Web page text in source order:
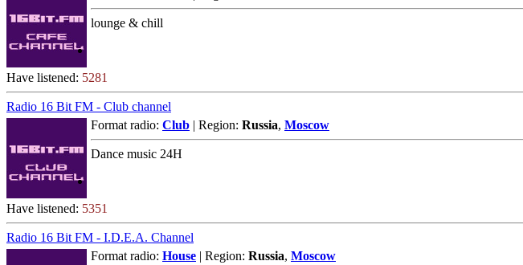
lounge & chill
Have listened: 5281
Radio 16 Bit FM - Club channel
Format radio: Club | Region: Russia, Moscow
Dance music 24H
Have listened: 5351
Radio 16 Bit FM - I.D.E.A. Channel
Format radio: House | Region: Russia, Moscow